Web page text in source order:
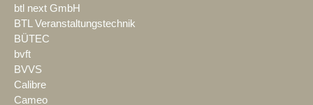
btl next GmbH
BTL Veranstaltungstechnik
BÜTEC
bvft
BVVS
Calibre
Cameo